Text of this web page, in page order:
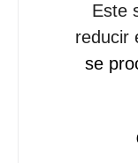
Este
reducir
se